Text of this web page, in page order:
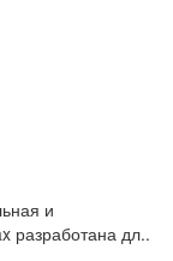
и
разработана дл..